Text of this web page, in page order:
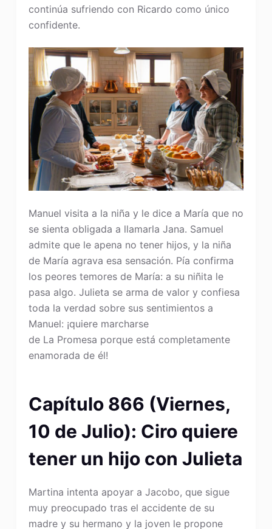
continúa sufriendo con Ricardo como único
confidente.
Manuel visita a la niña y le dice a María que no
se sienta obligada a llamarla Jana. Samuel
admite que le apena no tener hijos, y la niña
de María agrava esa sensación. Pía confirma
los peores temores de María: a su niñita le
pasa algo. Julieta se arma de valor y confiesa
toda la verdad sobre sus sentimientos a
Manuel: ¡quiere marcharse
de La Promesa porque está completamente
enamorada de él!
Capítulo 866 (Viernes,
10 de Julio): Ciro quiere
tener un hijo con Julieta
Martina intenta apoyar a Jacobo, que sigue
muy preocupado tras el accidente de su
madre y su hermano y la joven le propone